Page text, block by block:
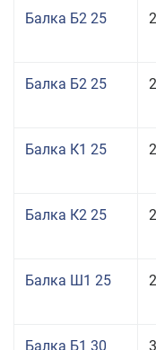
Балка Б2 25
Балка Б2 25
Балка К1 25
Балка К2 25
Балка Ш1 25
Балка Б1 30